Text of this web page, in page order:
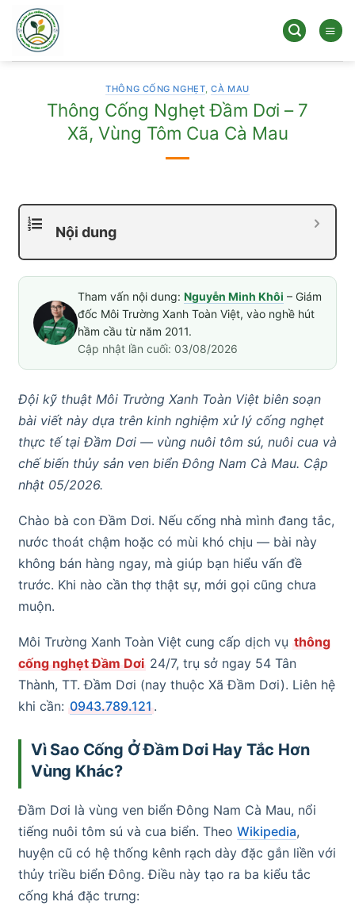
qua
dung
THÔNG CỐNG NGHẸT,CÀ MAU
Thông Cống Nghẹt Đầm Dơi – 7
Xã, Vùng Tôm Cua Cà Mau
Nội dung
Tham vấn nội dung: Nguyễn Minh Khôi – Giám
đốc Môi Trường Xanh Toàn Việt, vào nghề hút
hầm cầu từ năm 2011.
Cập nhật lần cuối: 03/08/2026
Đội kỹ thuật Môi Trường Xanh Toàn Việt biên soạn
bài viết này dựa trên kinh nghiệm xử lý cống nghẹt
thực tế tại Đầm Dơi — vùng nuôi tôm sú, nuôi cua và
chế biến thủy sản ven biển Đông Nam Cà Mau. Cập
nhật 05/2026.
Chào bà con Đầm Dơi. Nếu cống nhà mình đang tắc,
nước thoát chậm hoặc có mùi khó chịu — bài này
không bán hàng ngay, mà giúp bạn hiểu vấn đề
trước. Khi nào cần thợ thật sự, mới gọi cũng chưa
muộn.
Môi Trường Xanh Toàn Việt cung cấp dịch vụ thông
cống nghẹt Đầm Dơi 24/7, trụ sở ngay 54 Tân
Thành, TT. Đầm Dơi (nay thuộc Xã Đầm Dơi). Liên hệ
khi cần: 0943.789.121 .
Vì Sao Cống Ở Đầm Dơi Hay Tắc Hơn
Vùng Khác?
Đầm Dơi là vùng ven biển Đông Nam Cà Mau, nổi
tiếng nuôi tôm sú và cua biển. Theo Wikipedia,
huyện cũ có hệ thống kênh rạch dày đặc gắn liền với
thủy triều biển Đông. Điều này tạo ra ba kiểu tắc
cống khá đặc trưng: